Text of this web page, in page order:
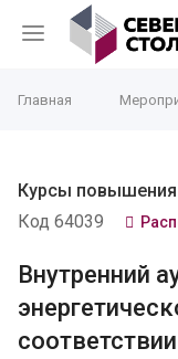
Главная
Курсы
Код 64039
Внутренний